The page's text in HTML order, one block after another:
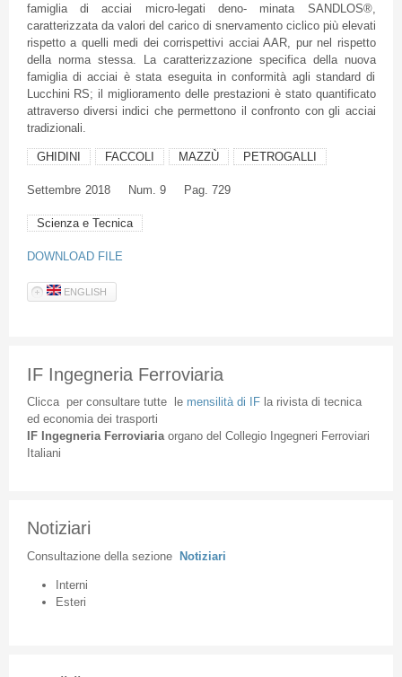
famiglia di acciai micro-legati deno- minata SANDLOS®,
caratterizzata da valori del carico di snervamento ciclico più elevati
rispetto a quelli medi dei corrispettivi acciai AAR, pur nel rispetto
della norma stessa. La caratterizzazione specifica della nuova
famiglia di acciai è stata eseguita in conformità agli standard di
Lucchini RS; il miglioramento delle prestazioni è stato quantificato
attraverso diversi indici che permettono il confronto con gli acciai
tradizionali.
GHIDINI FACCOLI MAZZÙ PETROGALLI
Settembre 2018 Num. 9 Pag. 729
Scienza e Tecnica
DOWNLOAD FILE
ENGLISH
IF Ingegneria Ferroviaria
Cliccaper consultare tuttele mensilità di IFla rivista di tecnica
ed economia dei trasporti
IF Ingegneria Ferroviaria organodel Collegio Ingegneri Ferroviari
Italiani
Notiziari
Consultazione della sezione Notiziari
Interni
Esteri